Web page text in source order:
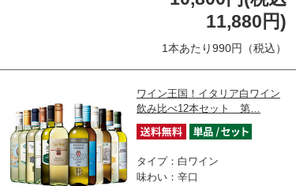
11,880円)
1本あたり990円（税込）
ワイン王国！イタリア白ワイン
飲み比べ12本セット 第…
タイプ：白ワイン
味わい：辛口